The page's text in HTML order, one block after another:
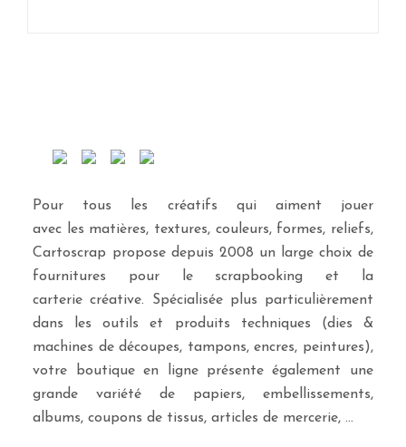
Pour tous les créatifs qui aiment jouer
avec les matières, textures, couleurs, formes, reliefs,
Cartoscrap propose depuis 2008 un large choix de
fournitures pour le scrapbooking et la
carterie créative. Spécialisée plus particulièrement
dans les outils et produits techniques (dies &
machines de découpes, tampons, encres, peintures),
votre boutique en ligne présente également une
grande variété de papiers, embellissements,
albums, coupons de tissus, articles de mercerie, …